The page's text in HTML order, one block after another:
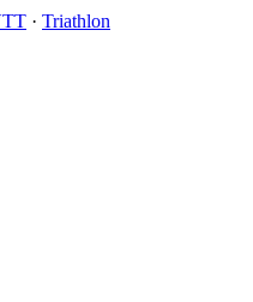
· Triathlon